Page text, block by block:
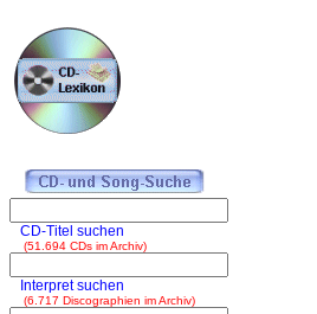
CD-Titel suchen
(51.694 CDs im Archiv)
Interpret suchen
(6.717 Discographien im Archiv)